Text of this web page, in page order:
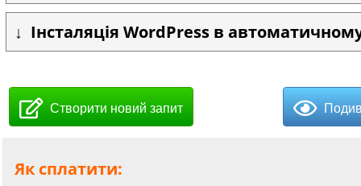
Інсталяція WordPress в
Створити новий запит
Як сплатити: